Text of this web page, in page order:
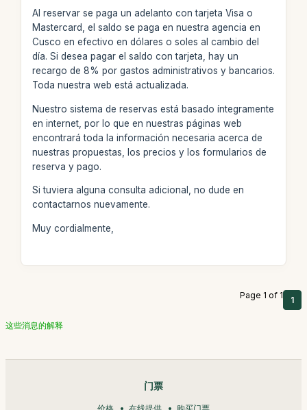
Al reservar se paga un adelanto con tarjeta Visa o
Mastercard, el saldo se paga en nuestra agencia en
Cusco en efectivo en dólares o soles al cambio del
día. Si desea pagar el saldo con tarjeta, hay un
recargo de 8% por gastos administrativos y bancarios.
Toda nuestra web está actualizada.
Nuestro sistema de reservas está basado íntegramente
en internet, por lo que en nuestras páginas web
encontrará toda la información necesaria acerca de
nuestras propuestas, los precios y los formularios de
reserva y pago.
Si tuviera alguna consulta adicional, no dude en
contactarnos nuevamente.
Muy cordialmente,
Page 1 of 1 1
这些消息的解释
门票
价格 在线提供 购买门票